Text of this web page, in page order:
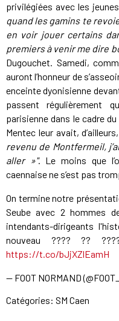
privilégiées avec les
quand les gamins te
en voir jouer certains
premiers à venir me dire
Dugouchet. Samedi,
auront l’honneur de
enceinte dyonisienne
passent régulièrement
parisienne dans le cadre
Mentec leur avait,
revenu de Montfermeil,
aller »". Le moins que
caennaise ne s’est pas
On termine notre
Seube avec 2 hommes
intendants-dirigeants
nouveau ???? ??
https://t.co/bJjXZlEamH
— FOOT NORMAND
Catégories: SM Caen